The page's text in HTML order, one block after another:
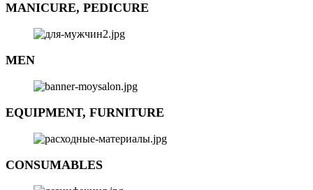
MANICURE, PEDICURE
MEN
EQUIPMENT, FURNITURE
CONSUMABLES